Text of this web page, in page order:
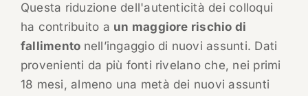
Questa riduzione dell'autenticità dei colloqui
ha contribuito a un maggiore rischio di
fallimento nell’ingaggio di nuovi assunti. Dati
provenienti da più fonti rivelano che, nei primi
18 mesi, almeno una metà dei nuovi assunti